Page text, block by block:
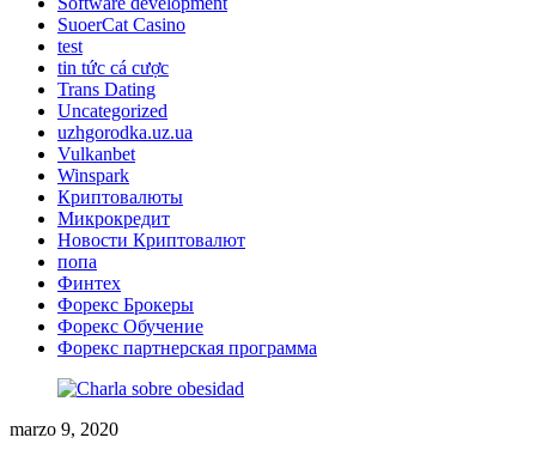
SuoerCat Casino
test
tin tức cá cược
Trans Dating
Uncategorized
uzhgorodka.uz.ua
Vulkanbet
Winspark
Криптовалюты
Микрокредит
Новости Криптовалют
попа
Финтех
Форекс Брокеры
Форекс Обучение
Форекс партнерская программа
marzo 9, 2020